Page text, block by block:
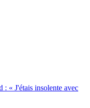
: « J'étais insolente avec